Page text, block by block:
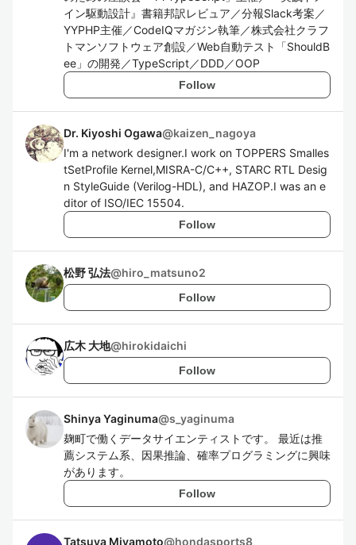
イン駆動設計』書籍邦訳レビュア／分報Slack考案／
YYPHP主催／CodeIQマガジン執筆／株式会社クラフ
トマンソフトウェア創設／Web自動テスト「ShouldB
ee」の開発／TypeScript／DDD／OOP
Follow
Dr. Kiyoshi Ogawa@kaizen_nagoya
I'm a network designer.I work on TOPPERS Smalles
tSetProfile Kernel,MISRA-C/C++, STARC RTL Desig
n StyleGuide (Verilog-HDL), and HAZOP.I was an e
ditor of ISO/IEC 15504.
Follow
松野 弘法@hiro_matsuno2
Follow
広木 大地@hirokidaichi
Follow
Shinya Yaginuma@s_yaginuma
麹町で働くデータサイエンティストです。 最近は推
薦システム系、因果推論、確率プログラミングに興味
があります。
Follow
Tatsuya Miyamoto@hondasports8